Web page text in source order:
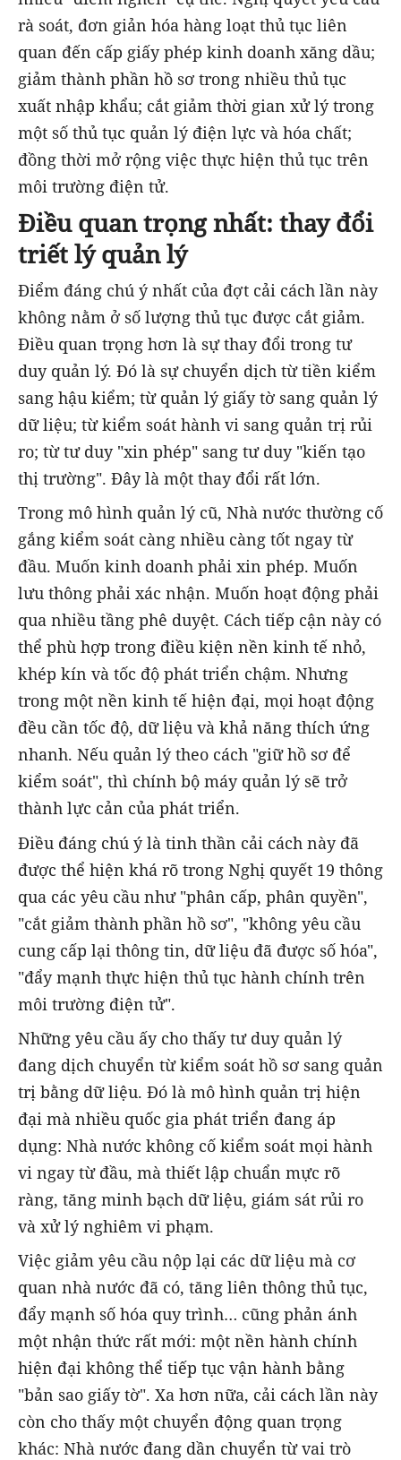
rà soát, đơn giản hóa hàng loạt thủ tục liên
quan đến cấp giấy phép kinh doanh xăng dầu;
giảm thành phần hồ sơ trong nhiều thủ tục
xuất nhập khẩu; cắt giảm thời gian xử lý trong
một số thủ tục quản lý điện lực và hóa chất;
đồng thời mở rộng việc thực hiện thủ tục trên
môi trường điện tử.
Điều quan trọng nhất: thay đổi
triết lý quản lý
Điểm đáng chú ý nhất của đợt cải cách lần này
không nằm ở số lượng thủ tục được cắt giảm.
Điều quan trọng hơn là sự thay đổi trong tư
duy quản lý. Đó là sự chuyển dịch từ tiền kiểm
sang hậu kiểm; từ quản lý giấy tờ sang quản lý
dữ liệu; từ kiểm soát hành vi sang quản trị rủi
ro; từ tư duy "xin phép" sang tư duy "kiến tạo
thị trường". Đây là một thay đổi rất lớn.
Trong mô hình quản lý cũ, Nhà nước thường cố
gắng kiểm soát càng nhiều càng tốt ngay từ
đầu. Muốn kinh doanh phải xin phép. Muốn
lưu thông phải xác nhận. Muốn hoạt động phải
qua nhiều tầng phê duyệt. Cách tiếp cận này có
thể phù hợp trong điều kiện nền kinh tế nhỏ,
khép kín và tốc độ phát triển chậm. Nhưng
trong một nền kinh tế hiện đại, mọi hoạt động
đều cần tốc độ, dữ liệu và khả năng thích ứng
nhanh. Nếu quản lý theo cách "giữ hồ sơ để
kiểm soát", thì chính bộ máy quản lý sẽ trở
thành lực cản của phát triển.
Điều đáng chú ý là tinh thần cải cách này đã
được thể hiện khá rõ trong Nghị quyết 19 thông
qua các yêu cầu như "phân cấp, phân quyền",
"cắt giảm thành phần hồ sơ", "không yêu cầu
cung cấp lại thông tin, dữ liệu đã được số hóa",
"đẩy mạnh thực hiện thủ tục hành chính trên
môi trường điện tử".
Những yêu cầu ấy cho thấy tư duy quản lý
đang dịch chuyển từ kiểm soát hồ sơ sang quản
trị bằng dữ liệu. Đó là mô hình quản trị hiện
đại mà nhiều quốc gia phát triển đang áp
dụng: Nhà nước không cố kiểm soát mọi hành
vi ngay từ đầu, mà thiết lập chuẩn mực rõ
ràng, tăng minh bạch dữ liệu, giám sát rủi ro
và xử lý nghiêm vi phạm.
Việc giảm yêu cầu nộp lại các dữ liệu mà cơ
quan nhà nước đã có, tăng liên thông thủ tục,
đẩy mạnh số hóa quy trình… cũng phản ánh
một nhận thức rất mới: một nền hành chính
hiện đại không thể tiếp tục vận hành bằng
"bản sao giấy tờ". Xa hơn nữa, cải cách lần này
còn cho thấy một chuyển động quan trọng
khác: Nhà nước đang dần chuyển từ vai trò